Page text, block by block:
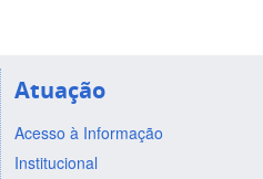
Atuação
Acesso à Informação
Institucional